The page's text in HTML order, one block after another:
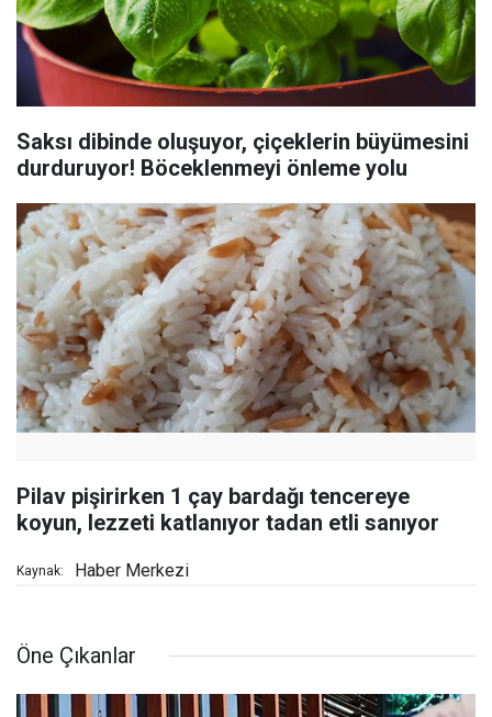
Saksı dibinde oluşuyor, çiçeklerin büyümesini
durduruyor! Böceklenmeyi önleme yolu
Pilav pişirirken 1 çay bardağı tencereye
koyun, lezzeti katlanıyor tadan etli sanıyor
Kaynak: Haber Merkezi
Öne Çıkanlar